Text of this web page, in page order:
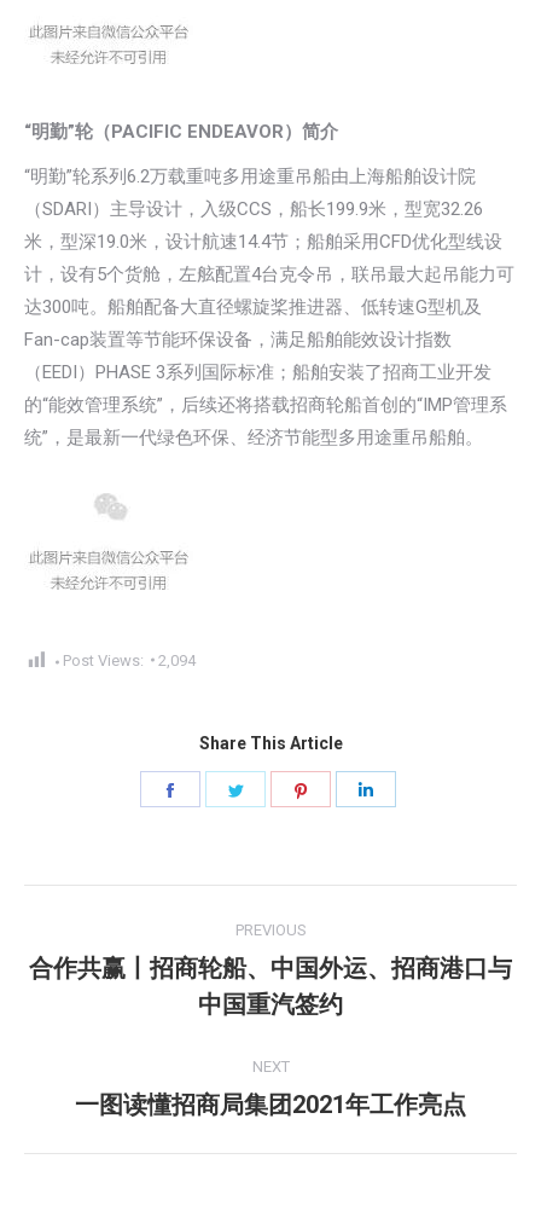
“明勤”轮（PACIFIC ENDEAVOR）简介
“明勤”轮系列6.2万载重吨多用途重吊船由上海船舶设计院
（SDARI）主导设计，入级CCS，船长199.9米，型宽32.26
米，型深19.0米，设计航速14.4节；船舶采用CFD优化型线设
计，设有5个货舱，左舷配置4台克令吊，联吊最大起吊能力可
达300吨。船舶配备大直径螺旋桨推进器、低转速G型机及
Fan-cap装置等节能环保设备，满足船舶能效设计指数
（EEDI）PHASE 3系列国际标准；船舶安装了招商工业开发
的“能效管理系统”，后续还将搭载招商轮船首创的“IMP管理系
统”，是最新一代绿色环保、经济节能型多用途重吊船舶。
Post Views: 2,094
Share This Article
navigation
PREVIOUS
Previous
post:
合作共赢丨招商轮船、中国外运、招商港口与
中国重汽签约
NEXT
Next
一图读懂招商局集团2021年工作亮点